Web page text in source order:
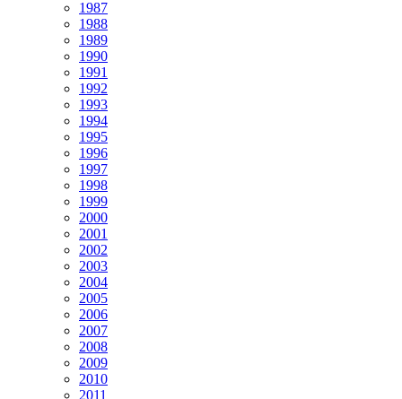
1987
1988
1989
1990
1991
1992
1993
1994
1995
1996
1997
1998
1999
2000
2001
2002
2003
2004
2005
2006
2007
2008
2009
2010
2011